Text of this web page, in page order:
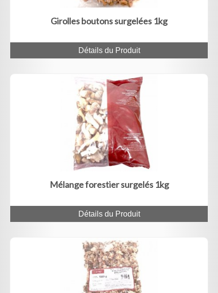
Girolles boutons surgelées 1kg
Détails du Produit
Mélange forestier surgelés 1kg
Détails du Produit